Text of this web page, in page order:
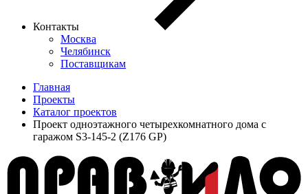
Контакты
Москва
Челябинск
Поставщикам
Главная
Проекты
Каталог проектов
Проект одноэтажного четырехкомнатного дома с
гаражом S3-145-2 (Z176 GP)